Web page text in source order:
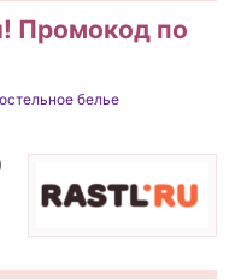
Промокод по
белье